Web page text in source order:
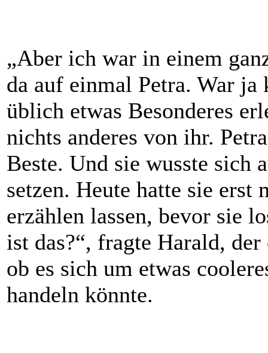
„Aber ich war in einem
da auf einmal Petra. War
üblich etwas Besonderes
nichts anderes von ihr.
Beste. Und sie wusste sich
setzen. Heute hatte sie
erzählen lassen, bevor sie
ist das?“, fragte Harald,
ob es sich um etwas
handeln könnte.